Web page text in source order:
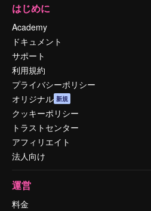
はじめに
Academy
ドキュメント
サポート
利用規約
プライバシーポリシー
オリジナル 新規
クッキーポリシー
トラストセンター
アフィリエイト
法人向け
運営
料金